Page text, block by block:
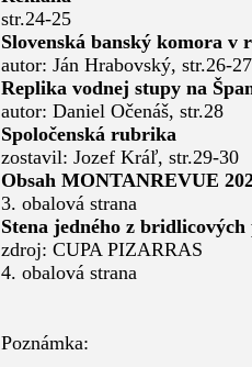
str.24-25
Slovenská banský komora v
autor: Ján Hrabovský, str.26-27
Replika vodnej stupy na
autor: Daniel Očenáš, str.28
Spoločenská rubrika
zostavil: Jozef Kráľ, str.29-30
Obsah MONTANREVUE
3. obalová strana
Stena jedného z
zdroj: CUPA PIZARRAS
4. obalová strana
Poznámka: